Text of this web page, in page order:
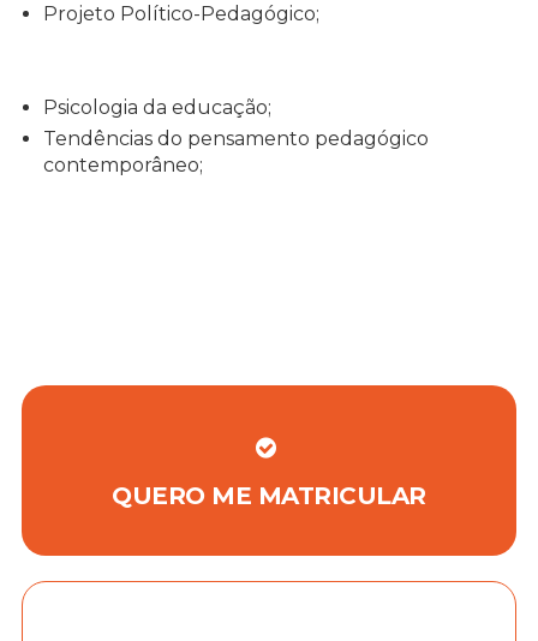
Projeto Político-Pedagógico;
Psicologia da educação;
Tendências do pensamento pedagógico
contemporâneo;
QUERO ME MATRICULAR